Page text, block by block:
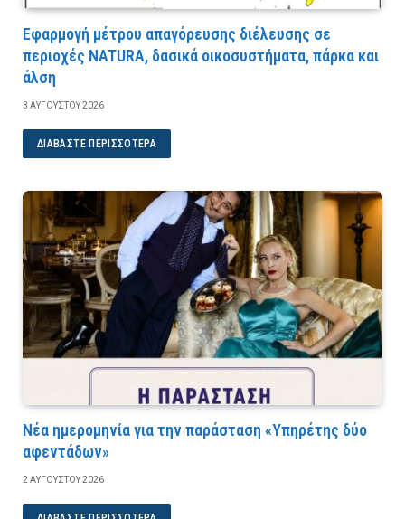
Εφαρμογή μέτρου απαγόρευσης διέλευσης σε
περιοχές NATURA, δασικά οικοσυστήματα, πάρκα και
άλση
3 ΑΥΓΟΎΣΤΟΥ 2026
ΔΙΑΒΆΣΤΕ ΠΕΡΙΣΣΌΤΕΡΑ
Νέα ημερομηνία για την παράσταση «Υπηρέτης δύο
αφεντάδων»
2 ΑΥΓΟΎΣΤΟΥ 2026